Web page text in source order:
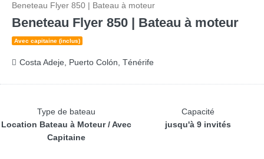
Beneteau Flyer 850 | Bateau à moteur
Beneteau Flyer 850 | Bateau à moteur
Avec capitaine (inclus)
Costa Adeje, Puerto Colón, Ténérife
Type de bateau
Location Bateau à Moteur / Avec
Capitaine
Capacité
jusqu'à 9 invités